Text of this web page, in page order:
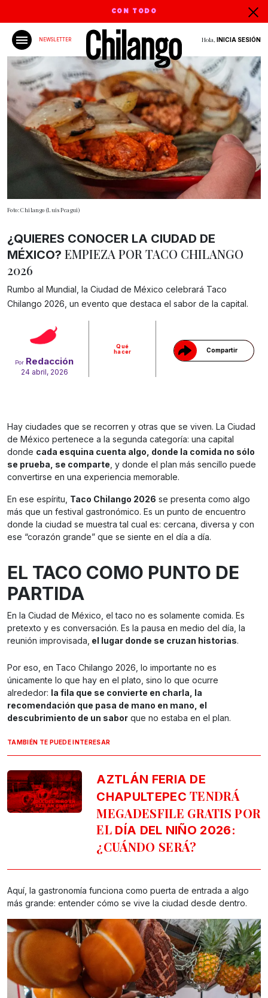
CON TODO
NEWSLETTER Hola, INICIA SESIÓN
Foto: Chilango (Luis Peagui)
Por Redacción
24 abril, 2026
Qué
hacer
Compartir
Gracias!
¿QUIERES CONOCER LA CIUDAD DE
MÉXICO? EMPIEZA POR TACO CHILANGO
2026
Rumbo al Mundial, la Ciudad de México celebrará Taco
Chilango 2026, un evento que destaca el sabor de la capital.
Hay ciudades que se recorren y otras que se viven. La Ciudad
de México pertenece a la segunda categoría: una capital
donde cada esquina cuenta algo, donde la comida no sólo
se prueba, se comparte, y donde el plan más sencillo puede
convertirse en una experiencia memorable.
En ese espíritu, Taco Chilango 2026 se presenta como algo
más que un festival gastronómico. Es un punto de encuentro
donde la ciudad se muestra tal cual es: cercana, diversa y con
ese “corazón grande” que se siente en el día a día.
EL TACO COMO PUNTO DE
PARTIDA
En la Ciudad de México, el taco no es solamente comida. Es
pretexto y es conversación. Es la pausa en medio del día, la
reunión improvisada, el lugar donde se cruzan historias.
Por eso, en Taco Chilango 2026, lo importante no es
únicamente lo que hay en el plato, sino lo que ocurre
alrededor: la fila que se convierte en charla, la
recomendación que pasa de mano en mano, el
descubrimiento de un sabor que no estaba en el plan.
TAMBIÉN TE PUEDE INTERESAR
AZTLÁN FERIA DE
CHAPULTEPEC TENDRÁ
MEGADESFILE GRATIS POR
ELDÍA DEL NIÑO 2026:
¿CUÁNDO SERÁ?
Aquí, la gastronomía funciona como puerta de entrada a algo
más grande: entender cómo se vive la ciudad desde dentro.